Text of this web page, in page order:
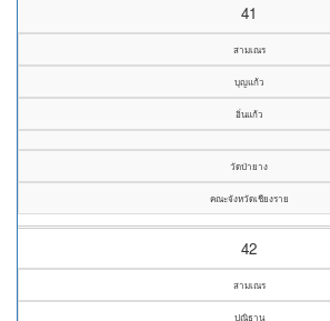
41
สามเณร
บุญแก้ว
อิ่นแก้ว
วัดป่ายาง
คณะจังหวัดเชียงราย
42
สามเณร
ปณิธาน